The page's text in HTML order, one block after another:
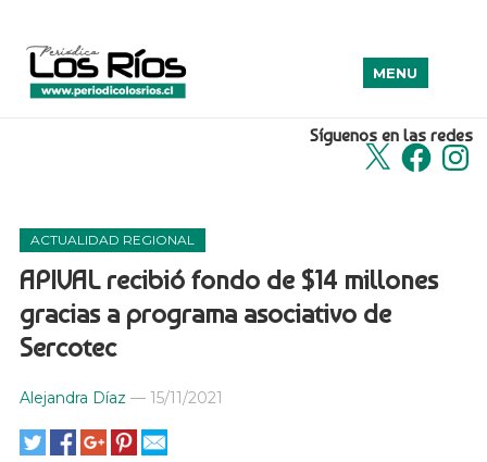
Síguenos en las redes
X Facebook
MENU
ACTUALIDAD REGIONAL
APIVAL recibió fondo de $14 millones
gracias a programa asociativo de
Sercotec
Alejandra Díaz — 15/11/2021